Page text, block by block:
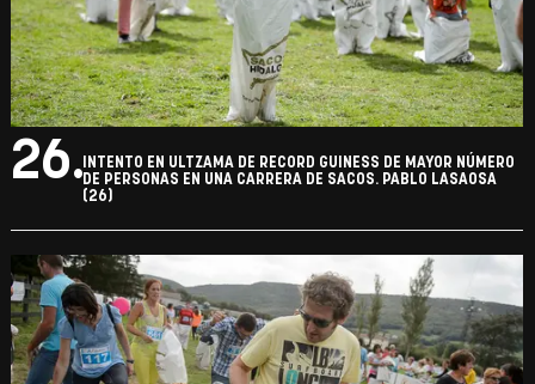
26. INTENTO EN ULTZAMA DE RECORD GUINESS DE MAYOR NÚMERO
DE PERSONAS EN UNA CARRERA DE SACOS. PABLO LASAOSA
(26)